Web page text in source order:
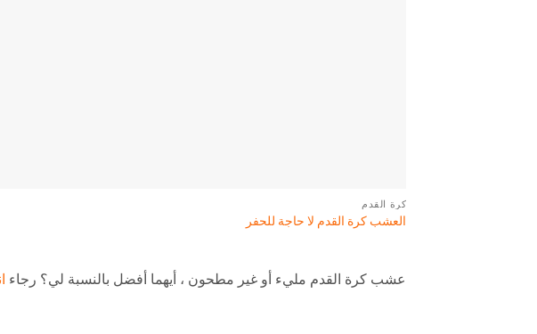
كرة القدم
العشب كرة القدم لا حاجة للحفر
عشب كرة القدم مليء أو غير مطحون ، أيهما أفضل بالنسبة لي؟ رجاء